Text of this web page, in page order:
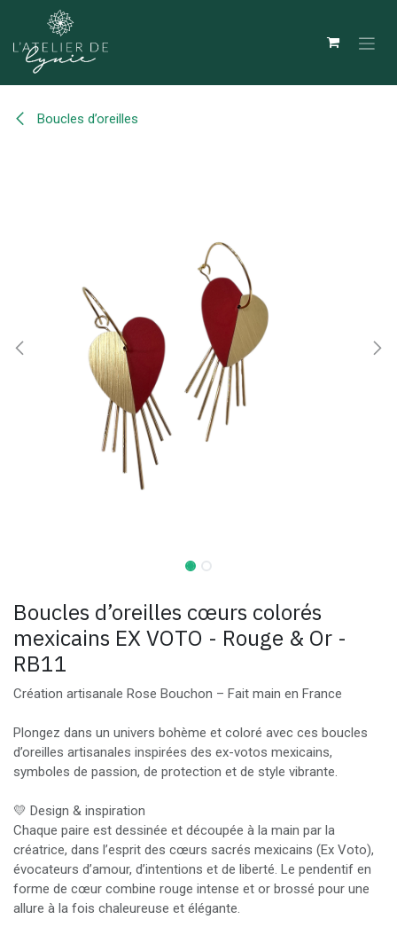
Se rendre au contenu
Boucles d’oreilles
Boucles d’oreilles cœurs colorés
mexicains EX VOTO - Rouge & Or -
RB11
Création artisanale Rose Bouchon – Fait main en France
Plongez dans un univers bohème et coloré avec ces boucles
d’oreilles artisanales inspirées des ex-votos mexicains,
symboles de passion, de protection et de style vibrante.
💛 Design & inspiration
Chaque paire est dessinée et découpée à la main par la
créatrice, dans l’esprit des cœurs sacrés mexicains (Ex Voto),
évocateurs d’amour, d’intentions et de liberté. Le pendentif en
forme de cœur combine rouge intense et or brossé pour une
allure à la fois chaleureuse et élégante.